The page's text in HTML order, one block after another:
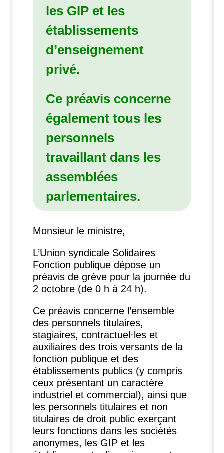
les GIPet les
établissements
d’enseignement
privé.
Ce préavis concerne
également tous les
personnels
travaillant dans les
assemblées
parlementaires.
Monsieur le ministre,
L’Union syndicale Solidaires
Fonction publique dépose un
préavis de grève pour la journée du
2 octobre (de 0 h à 24 h).
Ce préavis concerne l’ensemble
des personnels titulaires,
stagiaires, contractuel·les et
auxiliaires des trois versants de la
fonction publique et des
établissements publics (y compris
ceux présentant un caractère
industriel et commercial), ainsi que
les personnels titulaires et non
titulaires de droit public exerçant
leurs fonctions dans les sociétés
anonymes, les GIPet les